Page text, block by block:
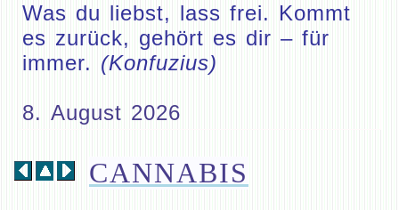
Was du liebst, lass frei. Kommt
es zurück, gehört es dir – für
immer. (Konfuzius)
8. August 2026
CANNABIS